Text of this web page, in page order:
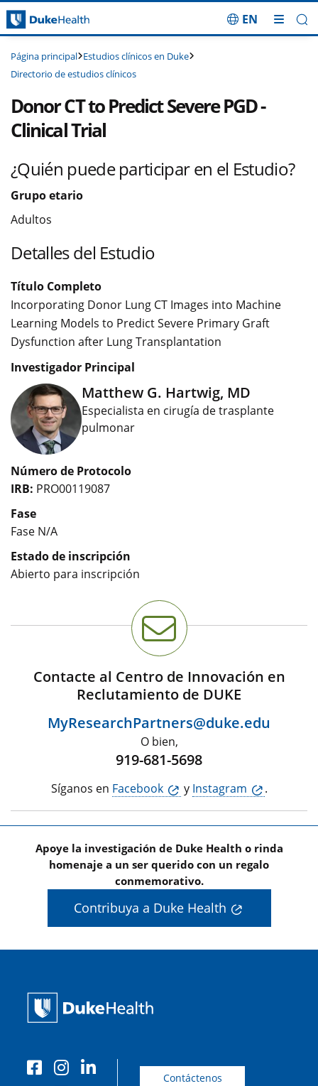
Saltar navegación
EN
Página principal Estudios clínicos en Duke
Directorio de estudios clínicos
Donor CT to Predict Severe PGD -
Clinical Trial
¿Quién puede participar en el Estudio?
Grupo etario
Adultos
Detalles del Estudio
Título Completo
Incorporating Donor Lung CT Images into Machine
Learning Models to Predict Severe Primary Graft
Dysfunction after Lung Transplantation
Investigador Principal
Matthew G. Hartwig, MD
Especialista en cirugía de trasplante
pulmonar
Número de Protocolo
IRB: PRO00119087
Fase
Fase N/A
Estado de inscripción
Abierto para inscripción
Contacte al Centro de Innovación en
Reclutamiento de DUKE
MyResearchPartners@duke.edu
O bien,
919-681-5698
Síganos en Facebook y Instagram .
Apoye la investigación de Duke Health o rinda
homenaje a un ser querido con un regalo
conmemorativo.
Contribuya a Duke Health
Contáctenos